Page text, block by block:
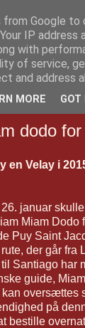
dodo
en Velay i
januar
Miam Dodo
Puy Saint
der går fra
Santiago har
guide,
oversættes
på
bestille
Google to
IP address
with
of service,
and address
MORE GOT